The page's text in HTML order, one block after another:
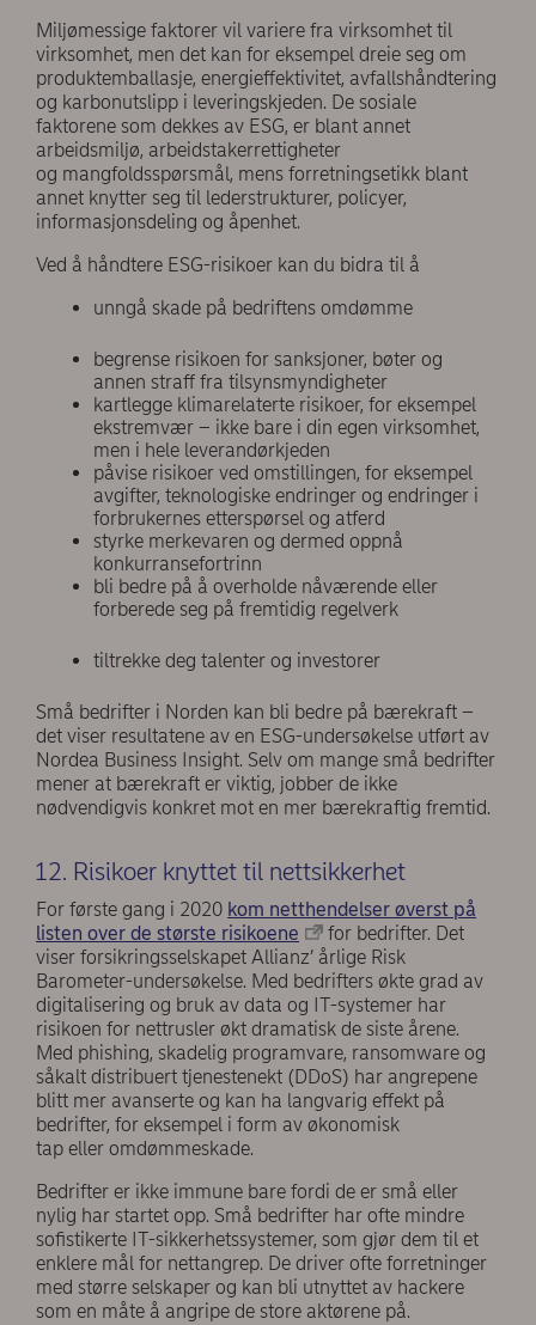
Miljømessige faktorer vil variere fra virksomhet til
virksomhet, men det kan for eksempel dreie seg om
produktemballasje, energieffektivitet, avfallshåndtering
og karbonutslipp i leveringskjeden. De sosiale
faktorene som dekkes av ESG, er blant annet
arbeidsmiljø, arbeidstakerrettigheter
og mangfoldsspørsmål, mens forretningsetikk blant
annet knytter seg til lederstrukturer, policyer,
informasjonsdeling og åpenhet.
Ved å håndtere ESG-risikoer kan du bidra til å
unngå skade på bedriftens omdømme
begrense risikoen for sanksjoner, bøter og
annen straff fra tilsynsmyndigheter
kartlegge klimarelaterte risikoer, for eksempel
ekstremvær – ikke bare i din egen virksomhet,
men i hele leverandørkjeden
påvise risikoer ved omstillingen, for eksempel
avgifter, teknologiske endringer og endringer i
forbrukernes etterspørsel og atferd
styrke merkevaren og dermed oppnå
konkurransefortrinn
bli bedre på å overholde nåværende eller
forberede seg på fremtidig regelverk
tiltrekke deg talenter og investorer
Små bedrifter i Norden kan bli bedre på bærekraft –
det viser resultatene av en ESG-undersøkelse utført av
Nordea Business Insight. Selv om mange små bedrifter
mener at bærekraft er viktig, jobber de ikke
nødvendigvis konkret mot en mer bærekraftig fremtid.
12. Risikoer knyttet til nettsikkerhet
For første gang i 2020 kom netthendelser øverst på
listen over de største risikoene
for bedrifter. Det
viser forsikringsselskapet Allianz’ årlige Risk
Barometer-undersøkelse. Med bedrifters økte grad av
digitalisering og bruk av data og IT-systemer har
risikoen for nettrusler økt dramatisk de siste årene.
Med phishing, skadelig programvare, ransomware og
såkalt distribuert tjenestenekt (DDoS) har angrepene
blitt mer avanserte og kan ha langvarig effekt på
bedrifter, for eksempel i form av økonomisk
tap eller omdømmeskade.
Bedrifter er ikke immune bare fordi de er små eller
nylig har startet opp. Små bedrifter har ofte mindre
sofistikerte IT-sikkerhetssystemer, som gjør dem til et
enklere mål for nettangrep. De driver ofte forretninger
med større selskaper og kan bli utnyttet av hackere
som en måte å angripe de store aktørene på.